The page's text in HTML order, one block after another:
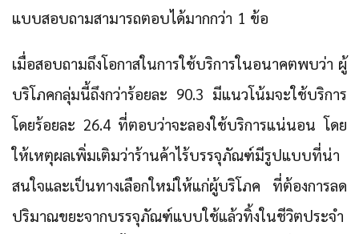
แบบสอบถามสามารถตอบได้มากกว่า 1 ข้อ
เมื่อสอบถามถึงโอกาสในการใช้บริการในอนาคตพบว่า ผู้
บริโภคกลุ่มนี้ถึงกว่าร้อยละ 90.3 มีแนวโน้มจะใช้บริการ
โดยร้อยละ 26.4 ที่ตอบว่าจะลองใช้บริการแน่นอน โดย
ให้เหตุผลเพิ่มเติมว่าร้านค้าไร้บรรจุภัณฑ์มีรูปแบบที่น่า
สนใจและเป็นทางเลือกใหม่ให้แก่ผู้บริโภค ที่ต้องการลด
ปริมาณขยะจากบรรจุภัณฑ์แบบใช้แล้วทิ้งในชีวิตประจำ